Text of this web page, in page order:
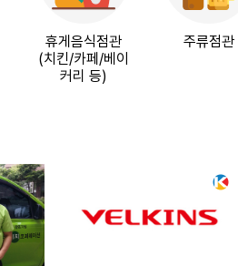
휴게음식점관
(치킨/카페/베이
커리 등)
주류점관